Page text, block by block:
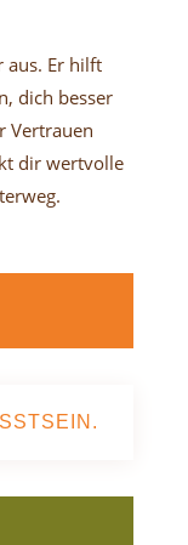
aus. Er hilft
dich besser
Vertrauen
dir wertvolle